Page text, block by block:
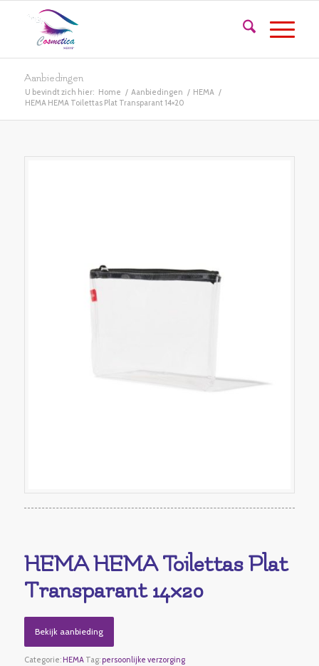
Aanbiedingen
U bevindt zich hier: Home / Aanbiedingen / HEMA /
HEMA HEMA Toilettas Plat Transparant 14×20
HEMA HEMA Toilettas Plat
Transparant 14×20
Bekijk aanbieding
Categorie: HEMA Tag: persoonlijke verzorging